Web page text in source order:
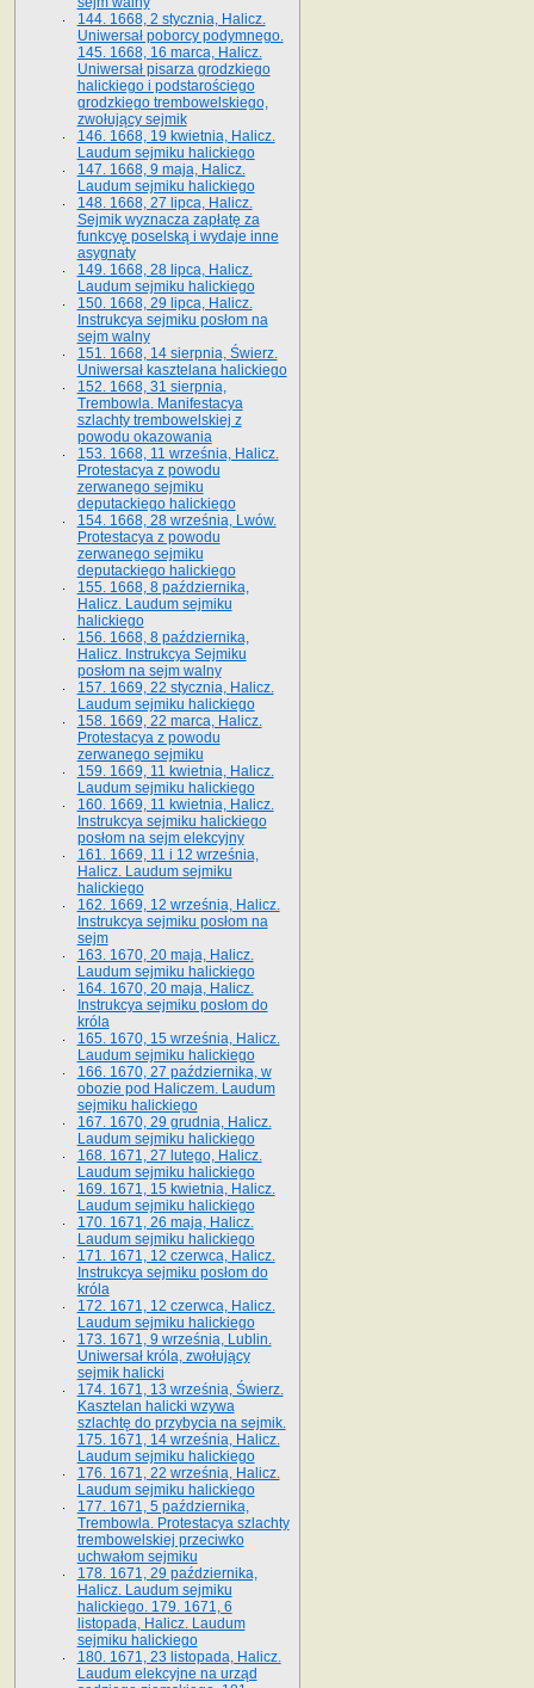
144. 1668, 2 stycznia, Halicz.
Uniwersał poborcy podymnego.
145. 1668, 16 marca, Halicz.
Uniwersał pisarza grodzkiego
halickiego i podstarościego
grodzkiego trembowelskiego,
zwołujący sejmik
146. 1668, 19 kwietnia, Halicz.
Laudum sejmiku halickiego
147. 1668, 9 maja, Halicz.
Laudum sejmiku halickiego
148. 1668, 27 lipca, Halicz.
Sejmik wyznacza zapłatę za
funkcyę poselską i wydaje inne
asygnaty
149. 1668, 28 lipca, Halicz.
Laudum sejmiku halickiego
150. 1668, 29 lipca, Halicz.
Instrukcya sejmiku posłom na
sejm walny
151. 1668, 14 sierpnia, Świerz.
Uniwersał kasztelana halickiego
152. 1668, 31 sierpnia,
Trembowla. Manifestacya
szlachty trembowelskiej z
powodu okazowania
153. 1668, 11 września, Halicz.
Protestacya z powodu
zerwanego sejmiku
deputackiego halickiego
154. 1668, 28 września, Lwów.
Protestacya z powodu
zerwanego sejmiku
deputackiego halickiego
155. 1668, 8 października,
Halicz. Laudum sejmiku
halickiego
156. 1668, 8 października,
Halicz. Instrukcya Sejmiku
posłom na sejm walny
157. 1669, 22 stycznia, Halicz.
Laudum sejmiku halickiego
158. 1669, 22 marca, Halicz.
Protestacya z powodu
zerwanego sejmiku
159. 1669, 11 kwietnia, Halicz.
Laudum sejmiku halickiego
160. 1669, 11 kwietnia, Halicz.
Instrukcya sejmiku halickiego
posłom na sejm elekcyjny
161. 1669, 11 i 12 września,
Halicz. Laudum sejmiku
halickiego
162. 1669, 12 września, Halicz.
Instrukcya sejmiku posłom na
sejm
163. 1670, 20 maja, Halicz.
Laudum sejmiku halickiego
164. 1670, 20 maja, Halicz.
Instrukcya sejmiku posłom do
króla
165. 1670, 15 września, Halicz.
Laudum sejmiku halickiego
166. 1670, 27 października, w
obozie pod Haliczem. Laudum
sejmiku halickiego
167. 1670, 29 grudnia, Halicz.
Laudum sejmiku halickiego
168. 1671, 27 lutego, Halicz.
Laudum sejmiku halickiego
169. 1671, 15 kwietnia, Halicz.
Laudum sejmiku halickiego
170. 1671, 26 maja, Halicz.
Laudum sejmiku halickiego
171. 1671, 12 czerwca, Halicz.
Instrukcya sejmiku posłom do
króla
172. 1671, 12 czerwca, Halicz.
Laudum sejmiku halickiego
173. 1671, 9 września, Lublin.
Uniwersał króla, zwołujący
sejmik halicki
174. 1671, 13 września, Świerz.
Kasztelan halicki wzywa
szlachtę do przybycia na sejmik.
175. 1671, 14 września, Halicz.
Laudum sejmiku halickiego
176. 1671, 22 września, Halicz.
Laudum sejmiku halickiego
177. 1671, 5 października,
Trembowla. Protestacya szlachty
trembowelskiej przeciwko
uchwałom sejmiku
178. 1671, 29 października,
Halicz. Laudum sejmiku
halickiego. 179. 1671, 6
listopada, Halicz. Laudum
sejmiku halickiego
180. 1671, 23 listopada, Halicz.
Laudum elekcyjne na urząd